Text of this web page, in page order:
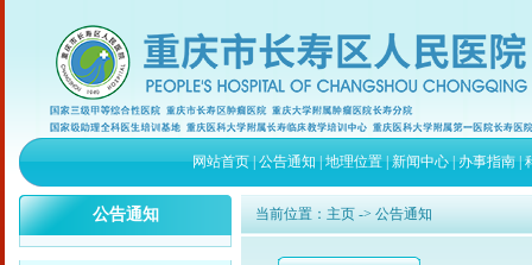
网站首页|公告通知|地理位置|新闻中心|办事指南|
公告通知 当前位置： 主页 -> 公告通知